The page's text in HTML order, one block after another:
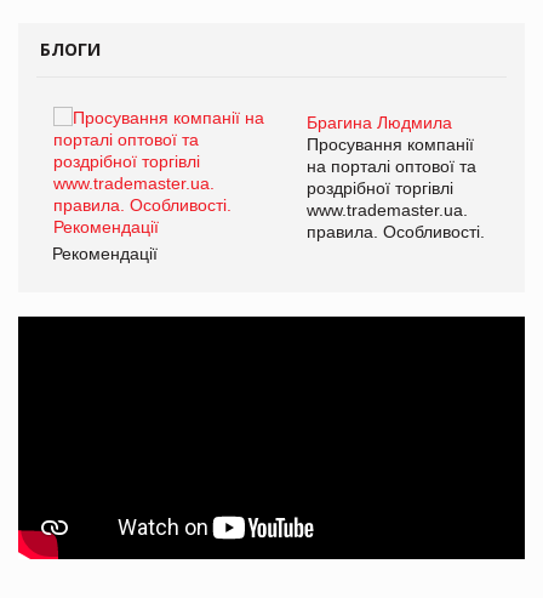
БЛОГИ
Брагина Людмила
Просування компанії
на порталі оптової та
роздрібної торгівлі
www.trademaster.ua.
правила. Особливості.
Рекомендації